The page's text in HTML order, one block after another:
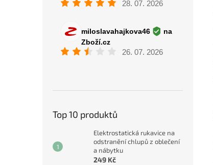
Top 10 produktů
Elektrostatická rukavice na
odstranění chlupů z oblečení
a nábytku
249 Kč